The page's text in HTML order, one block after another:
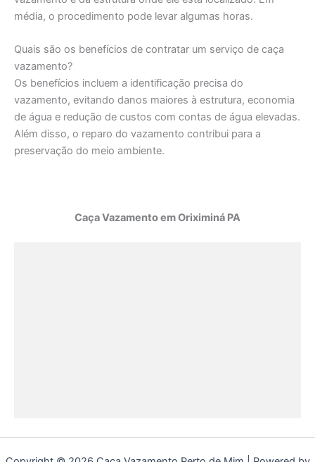
média, o procedimento pode levar algumas horas.
Quais são os benefícios de contratar um serviço de caça
vazamento?
Os benefícios incluem a identificação precisa do
vazamento, evitando danos maiores à estrutura, economia
de água e redução de custos com contas de água elevadas.
Além disso, o reparo do vazamento contribui para a
preservação do meio ambiente.
Caça Vazamento em Oriximiná PA